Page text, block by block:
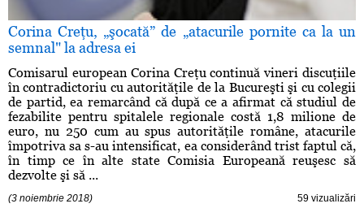
Corina Creţu, „şocată” de „atacurile pornite ca la un
semnal" la adresa ei
Comisarul european Corina Creţu continuă vineri discuţiile
în contradictoriu cu autorităţile de la Bucureşti şi cu colegii
de partid, ea remarcând că după ce a afirmat că studiul de
fezabilite pentru spitalele regionale costă 1,8 milione de
euro, nu 250 cum au spus autorităţile române, atacurile
împotriva sa s-au intensificat, ea considerând trist faptul că,
în timp ce în alte state Comisia Europeană reuşesc să
dezvolte şi să ...
(3 noiembrie 2018) 59 vizualizări